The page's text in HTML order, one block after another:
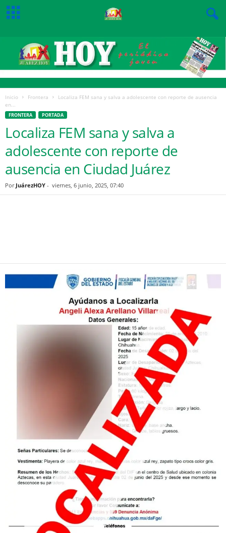
Inicio Frontera
Localiza FEM sana y salva a adolescente con reporte de ausencia
en...
FRONTERA PORTADA
Localiza FEM sana y salva a
adolescente con reporte de
ausencia en Ciudad Juárez
Por JuárezHOY - viernes, 6 junio, 2025, 07:40